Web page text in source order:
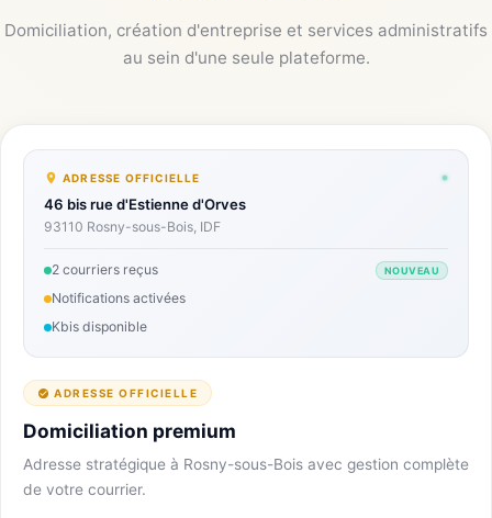
Domiciliation, création d'entreprise et services administratifs
au sein d'une seule plateforme.
ADRESSE OFFICIELLE
46 bis rue d'Estienne d'Orves
93110 Rosny-sous-Bois, IDF
2 courriers reçus NOUVEAU
Notifications activées
Kbis disponible
ADRESSE OFFICIELLE
Domiciliation premium
Adresse stratégique à Rosny-sous-Bois avec gestion complète
de votre courrier.